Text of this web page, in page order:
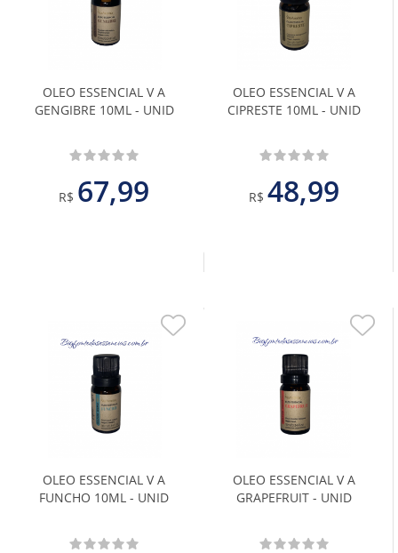
OLEO ESSENCIAL V A
GENGIBRE 10ML - UNID
R$ 67,99
OLEO ESSENCIAL V A
CIPRESTE 10ML - UNID
R$ 48,99
OLEO ESSENCIAL V A
FUNCHO 10ML - UNID
OLEO ESSENCIAL V A
GRAPEFRUIT - UNID